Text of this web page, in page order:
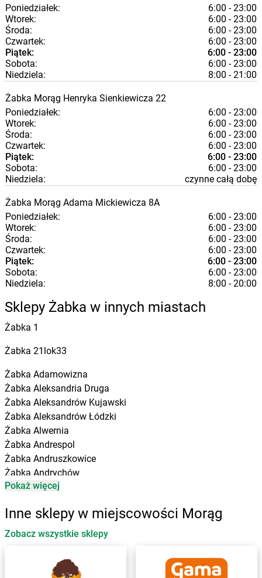
Poniedziałek:
6:00 - 23:00
Wtorek:
6:00 - 23:00
Środa:
6:00 - 23:00
Czwartek:
6:00 - 23:00
Piątek:
6:00 - 23:00
Sobota:
6:00 - 23:00
Niedziela:
8:00 - 21:00
Żabka Morąg Henryka Sienkiewicza 22
Poniedziałek:
6:00 - 23:00
Wtorek:
6:00 - 23:00
Środa:
6:00 - 23:00
Czwartek:
6:00 - 23:00
Piątek:
6:00 - 23:00
Sobota:
6:00 - 23:00
Niedziela:
czynne całą dobę
Żabka Morąg Adama Mickiewicza 8A
Poniedziałek:
6:00 - 23:00
Wtorek:
6:00 - 23:00
Środa:
6:00 - 23:00
Czwartek:
6:00 - 23:00
Piątek:
6:00 - 23:00
Sobota:
6:00 - 23:00
Niedziela:
8:00 - 20:00
Sklepy Żabka w innych miastach
Żabka 1
Żabka 21lok33
Żabka Adamowizna
Żabka Aleksandria Druga
Żabka Aleksandrów Kujawski
Żabka Aleksandrów Łódzki
Żabka Alwernia
Żabka Andrespol
Żabka Andruszkowice
Żabka Andrychów
Żabka Antonie
Żabka Automat
Żabka Babica
Babimost
Pokaż więcej
Inne sklepy w miejscowości Morąg
Zobacz wszystkie sklepy